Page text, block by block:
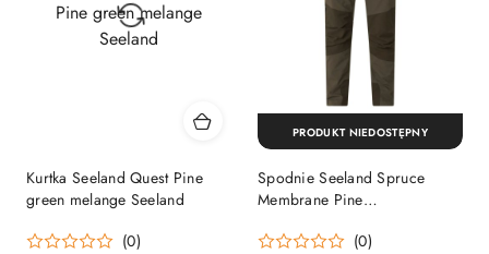
Kurtka Seeland Quest Pine
green melange Seeland
(0)
Spodnie Seeland Spruce
Membrane Pine
(0)
PRODUKT NIEDOSTĘPNY